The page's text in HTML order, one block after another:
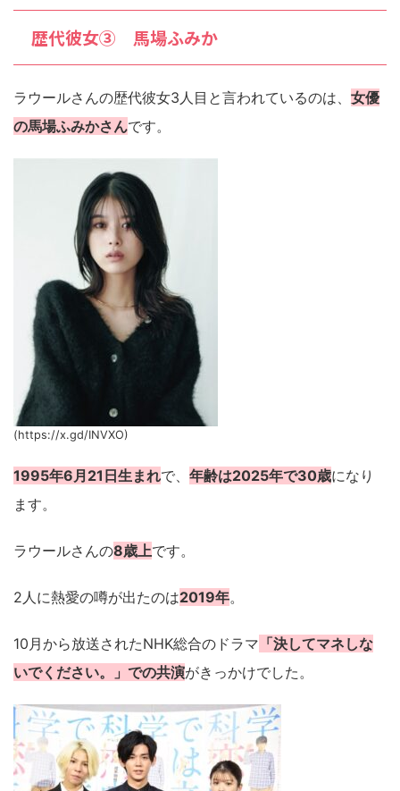
歴代彼女③ 馬場ふみか
ラウールさんの歴代彼女3人目と言われているのは、 女優
の馬場ふみかさんです。
(https://x.gd/INVXO)
1995年6月21日生まれで、 年齢は2025年で30歳になり
ます。
ラウールさんの8歳上です。
2人に熱愛の噂が出たのは2019年。
10月から放送されたNHK総合のドラマ 「決してマネしな
いでください。」での共演がきっかけでした。